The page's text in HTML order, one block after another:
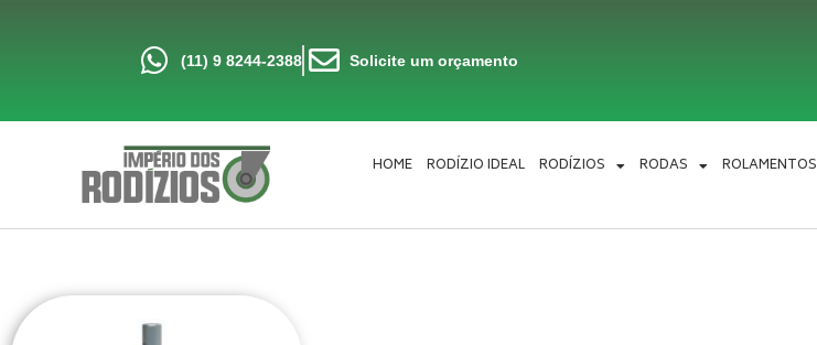
(11) 9 8244-2388 Solicite um orçamento
HOME RODÍZIO IDEAL RODÍZIOS RODAS ROLAMENTOS